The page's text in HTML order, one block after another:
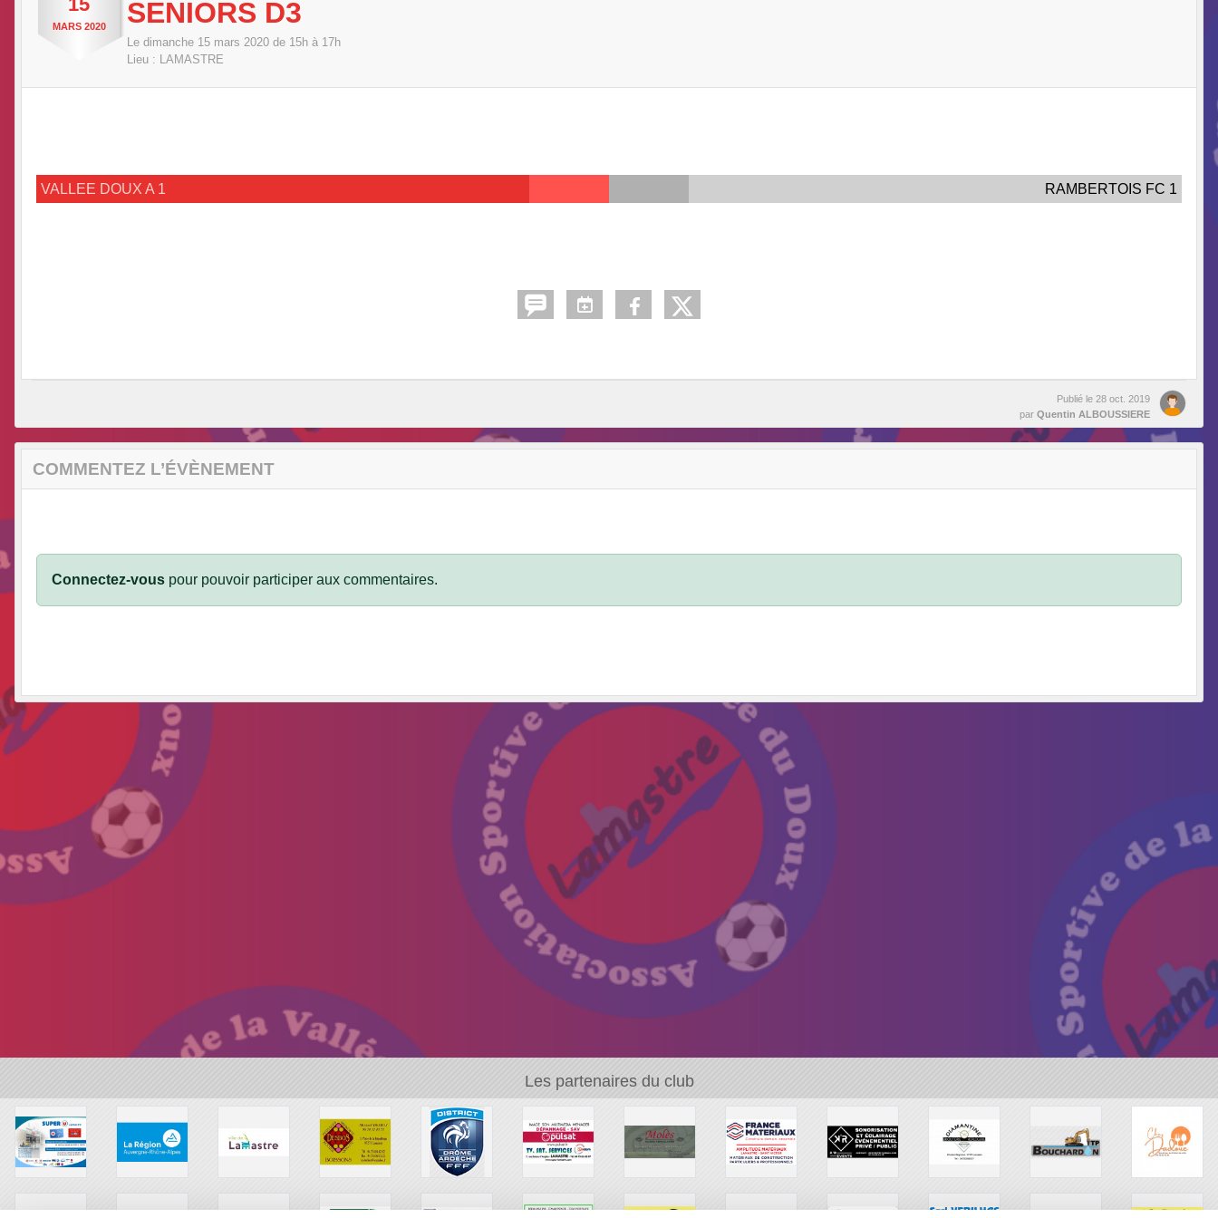
MARS 2020 SENIORS D3
Le dimanche 15 mars 2020 de 15h à 17h
Lieu : LAMASTRE
VALLEE DOUX A 1 RAMBERTOIS FC 1
Publié le 28 oct. 2019
par Quentin ALBOUSSIERE
COMMENTEZ L’ÉVÈNEMENT
Connectez-vous pour pouvoir participer aux commentaires.
Les partenaires du club